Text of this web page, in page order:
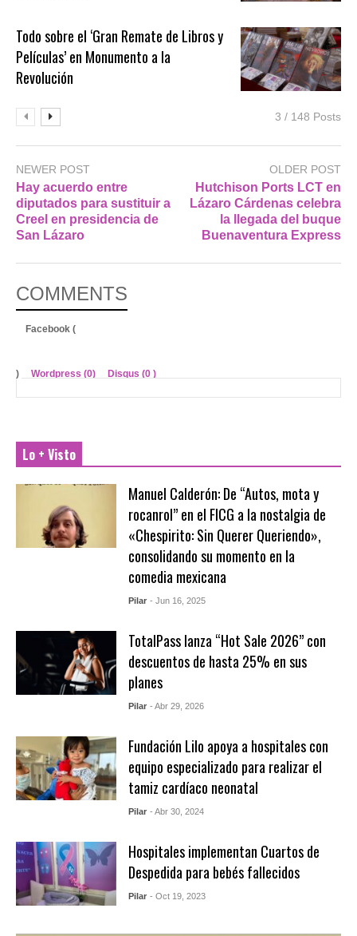
Todo sobre el ‘Gran Remate de Libros y
Películas’ en Monumento a la
Revolución
3 / 148 Posts
NEWER POST
Hay acuerdo entre
diputados para sustituir a
Creel en presidencia de
San Lázaro
OLDER POST
Hutchison Ports LCT en
Lázaro Cárdenas celebra
la llegada del buque
Buenaventura Express
COMMENTS
Facebook (
) Wordpress (0) Disqus (0 )
Lo + Visto
Manuel Calderón: De “Autos, mota y
rocanrol” en el FICG a la nostalgia de
«Chespirito: Sin Querer Queriendo»,
consolidando su momento en la
comedia mexicana
Pilar - Jun 16, 2025
TotalPass lanza “Hot Sale 2026” con
descuentos de hasta 25% en sus
planes
Pilar - Abr 29, 2026
Fundación Lilo apoya a hospitales con
equipo especializado para realizar el
tamiz cardíaco neonatal
Pilar - Abr 30, 2024
Hospitales implementan Cuartos de
Despedida para bebés fallecidos
Pilar - Oct 19, 2023